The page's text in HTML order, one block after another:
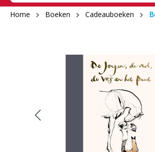
Home Boeken Cadeauboeken